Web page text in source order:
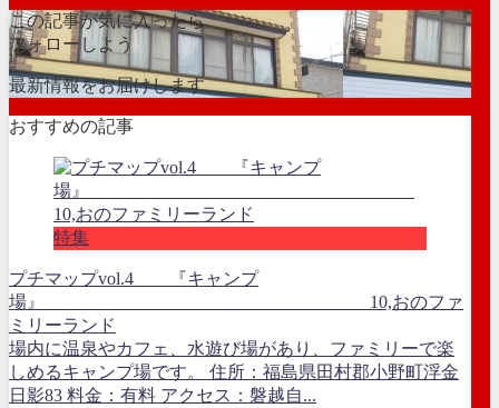
この記事が気に入ったら
フォローしよう
最新情報をお届けします
おすすめの記事
特集
プチマップvol.4 『キャンプ
場』 10,おのファ
ミリーランド
場内に温泉やカフェ、水遊び場があり、ファミリーで楽
しめるキャンプ場です。 住所：福島県田村郡小野町浮金
日影83 料金：有料 アクセス：磐越自...